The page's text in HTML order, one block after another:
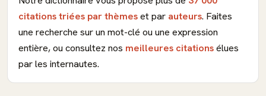
citations triées par thèmeset par auteurs. Faites
une recherche sur un mot-clé ou une expression
entière, ou consultez nos meilleures citationsélues
par les internautes.